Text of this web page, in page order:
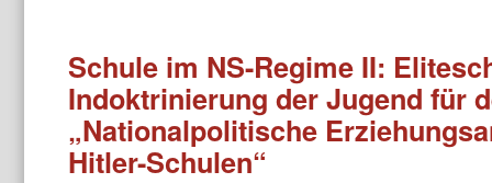
Schule im NS-Regime II:
Indoktrinierung der Jugend für
„Nationalpolitische
Hitler-Schulen“